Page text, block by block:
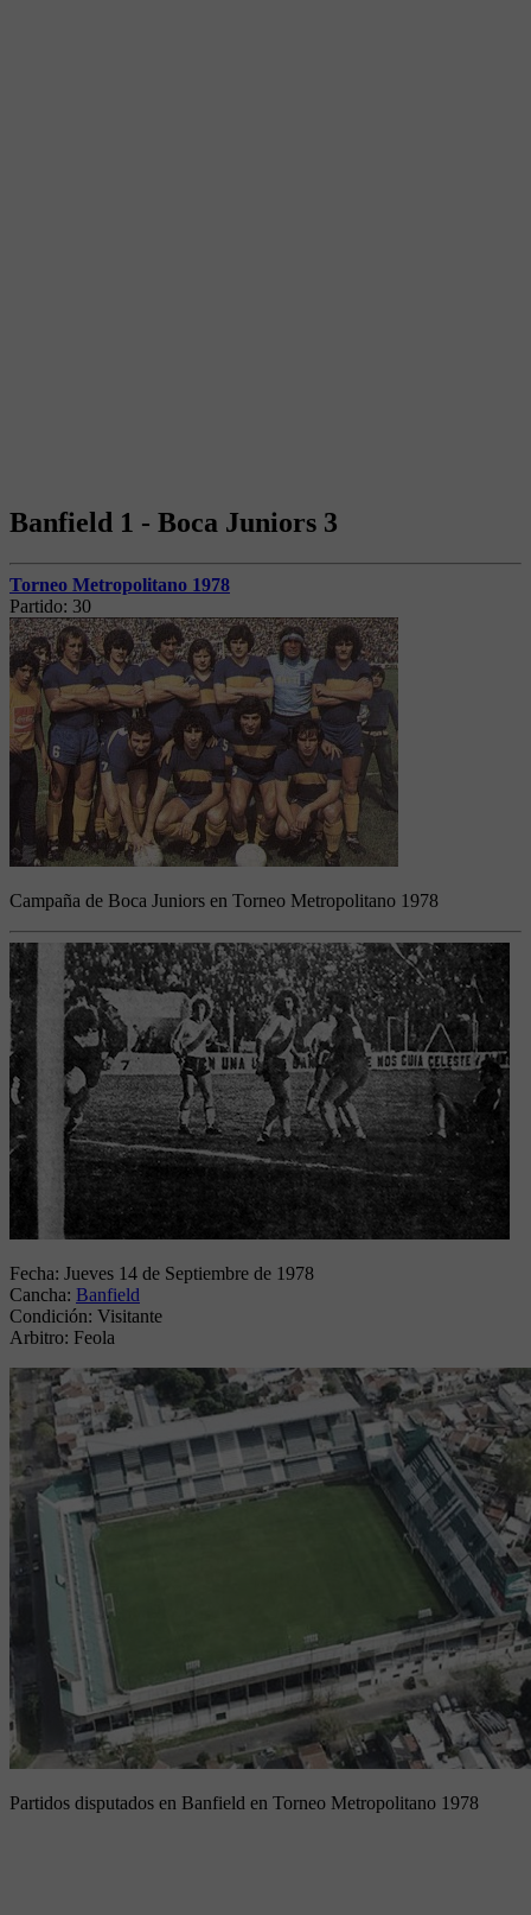
Banfield 1 - Boca Juniors 3
Torneo Metropolitano 1978
Partido: 30
Campaña de Boca Juniors en Torneo Metropolitano 1978
Fecha: Jueves 14 de Septiembre de 1978
Cancha: Banfield
Condición: Visitante
Arbitro: Feola
Partidos disputados en Banfield en Torneo Metropolitano 1978